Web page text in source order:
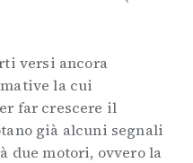
versi ancora
la cui
far crescere il
già alcuni segnali
due motori, ovvero la